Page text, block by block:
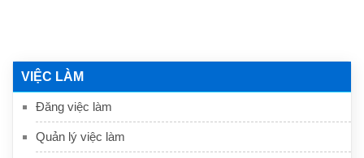
VIỆC LÀM
Đăng việc làm
Quản lý việc làm